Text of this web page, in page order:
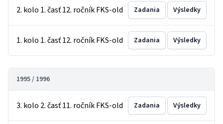
2. kolo 1. časť 12. ročník FKS-old Zadania Výsledky
1. kolo 1. časť 12. ročník FKS-old Zadania Výsledky
1995 / 1996
3. kolo 2. časť 11. ročník FKS-old Zadania Výsledky